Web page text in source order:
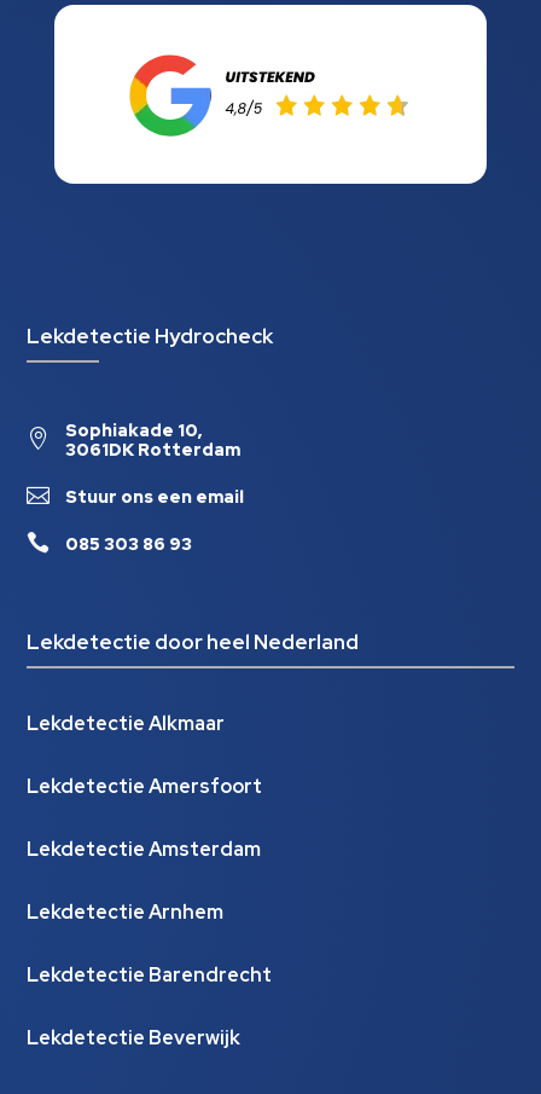
Lekdetectie Hydrocheck

Sophiakade 10,
3061DK Rotterdam
 Stuur ons een email
 085 303 86 93
Lekdetectie door heel Nederland
Lekdetectie Alkmaar
Lekdetectie Amersfoort
Lekdetectie Amsterdam
Lekdetectie Arnhem
Lekdetectie Barendrecht
Lekdetectie Beverwijk